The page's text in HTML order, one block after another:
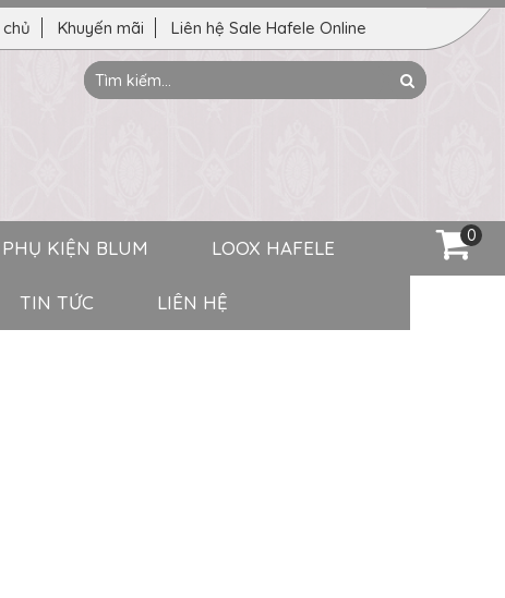
0
Khuyến mãi Liên hệ Sale Hafele Online
Tìm
kiếm:
Search
PHỤ KIỆN BLUM LOOX HAFELE
TIN TỨC LIÊN HỆ